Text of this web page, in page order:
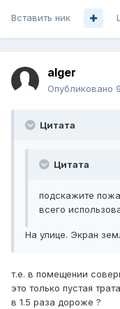
Вставить ник
alger
Опубликовано
Цитата
Цитата
подскажите
всего
На улице. Экран
т.е. в помещении
это только пустая
в 1.5 раза дороже ?